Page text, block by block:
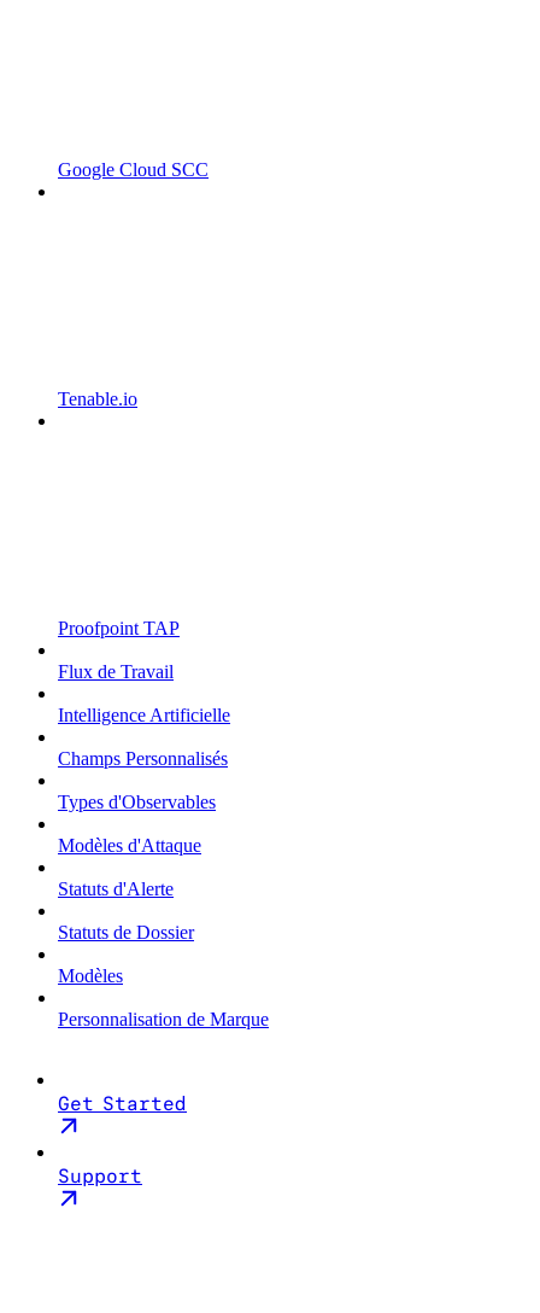
Google Cloud SCC
Tenable.io
Proofpoint TAP
Flux de Travail
Intelligence Artificielle
Champs Personnalisés
Types d'Observables
Modèles d'Attaque
Statuts d'Alerte
Statuts de Dossier
Modèles
Personnalisation de Marque
Get Started
Support